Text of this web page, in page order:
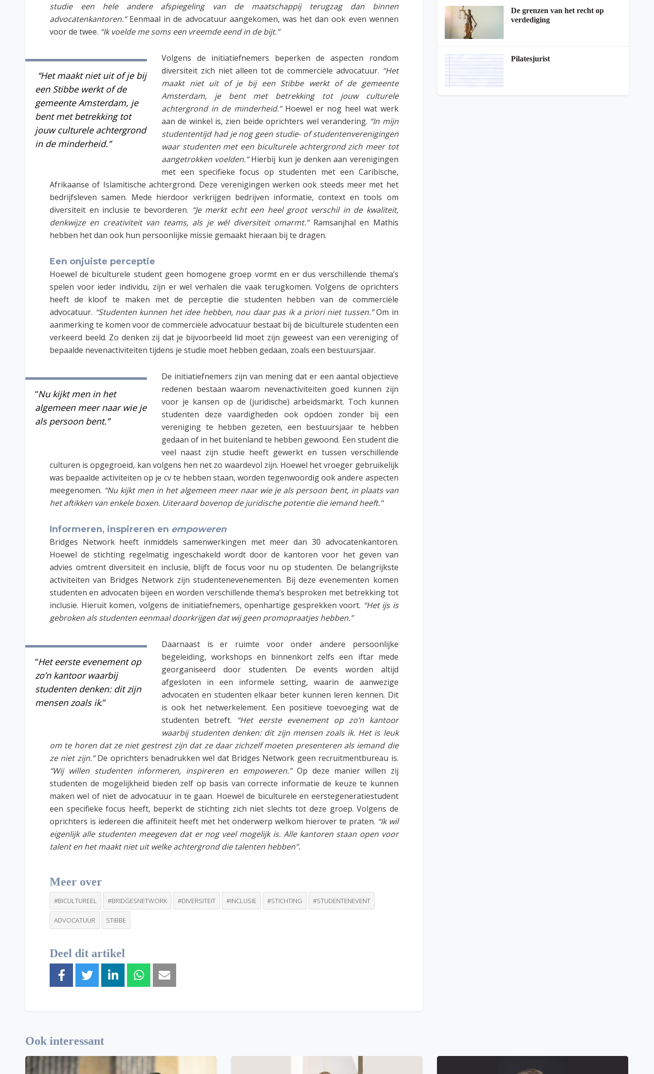
studie een hele andere afspiegeling van de maatschappij terugzag dan binnen
advocatenkantoren.”Eenmaal in de advocatuur aangekomen, was het dan ook even wennen
voor de twee. “Ik voelde me soms een vreemde eend in de bijt.”
“Het maakt niet uit of je bij
een Stibbe werkt of de
gemeente Amsterdam, je
bent met betrekking tot
jouw culturele achtergrond
in de minderheid.”
Volgens de initiatiefnemers beperken de aspecten rondom
diversiteit zich niet alleen tot de commerciële advocatuur. “Het
maakt niet uit of je bij een Stibbe werkt of de gemeente
Amsterdam, je bent met betrekking tot jouw culturele
achtergrond in de minderheid.”Hoewel er nog heel wat werk
aan de winkel is, zien beide oprichters wel verandering. “In mijn
studententijd had je nog geen studie- of studentenverenigingen
waar studenten met een biculturele achtergrond zich meer tot
aangetrokken voelden.”Hierbij kun je denken aan verenigingen
met een specifieke focus op studenten met een Caribische,
Afrikaanse of Islamitische achtergrond. Deze verenigingen werken ook steeds meer met het
bedrijfsleven samen. Mede hierdoor verkrijgen bedrijven informatie, context en tools om
diversiteit en inclusie te bevorderen. “Je merkt echt een heel groot verschil in de kwaliteit,
denkwijze en creativiteit van teams, als je wél diversiteit omarmt.” Ramsanjhal en Mathis
hebben het dan ook hun persoonlijke missie gemaakt hieraan bij te dragen.
Een onjuiste perceptie
Hoewel de biculturele student geen homogene groep vormt en er dus verschillende thema’s
spelen voor ieder individu, zijn er wel verhalen die vaak terugkomen. Volgens de oprichters
heeft de kloof te maken met de perceptie die studenten hebben van de commerciële
advocatuur. “Studenten kunnen het idee hebben, nou daar pas ik a priori niet tussen.”Om in
aanmerking te komen voor de commerciële advocatuur bestaat bij de biculturele studenten een
verkeerd beeld. Zo denken zij dat je bijvoorbeeld lid moet zijn geweest van een vereniging of
bepaalde nevenactiviteiten tijdens je studie moet hebben gedaan, zoals een bestuursjaar.
“Nu kijkt men in het
algemeen meer naar wie je
als persoon bent.”
De initiatiefnemers zijn van mening dat er een aantal objectieve
redenen bestaan waarom nevenactiviteiten goed kunnen zijn
voor je kansen op de (juridische) arbeidsmarkt. Toch kunnen
studenten deze vaardigheden ook opdoen zonder bij een
vereniging te hebben gezeten, een bestuursjaar te hebben
gedaan of in het buitenland te hebben gewoond. Een student die
veel naast zijn studie heeft gewerkt en tussen verschillende
culturen is opgegroeid, kan volgens hen net zo waardevol zijn. Hoewel het vroeger gebruikelijk
was bepaalde activiteiten op je cv te hebben staan, worden tegenwoordig ook andere aspecten
meegenomen. “Nu kijkt men in het algemeen meer naar wie je als persoon bent, in plaats van
het aftikken van enkele boxen. Uiteraard bovenop de juridische potentie die iemand heeft.”
Informeren, inspireren en empoweren
Bridges Network heeft inmiddels samenwerkingen met meer dan 30 advocatenkantoren.
Hoewel de stichting regelmatig ingeschakeld wordt door de kantoren voor het geven van
advies omtrent diversiteit en inclusie, blijft de focus voor nu op studenten. De belangrijkste
activiteiten van Bridges Network zijn studentenevenementen. Bij deze evenementen komen
studenten en advocaten bijeen en worden verschillende thema’s besproken met betrekking tot
inclusie. Hieruit komen, volgens de initiatiefnemers, openhartige gesprekken voort. “Het ijs is
gebroken als studenten eenmaal doorkrijgen dat wij geen promopraatjes hebben.”
“Het eerste evenement op
zo’n kantoor waarbij
studenten denken: dit zijn
mensen zoals ik.”
Daarnaast is er ruimte voor onder andere persoonlijke
begeleiding, workshops en binnenkort zelfs een iftar mede
georganiseerd door studenten. De events worden altijd
afgesloten in een informele setting, waarin de aanwezige
advocaten en studenten elkaar beter kunnen leren kennen. Dit
is ook het netwerkelement. Een positieve toevoeging wat de
studenten betreft. “Het eerste evenement op zo’n kantoor
waarbij studenten denken: dit zijn mensen zoals ik. Het is leuk
om te horen dat ze niet gestrest zijn dat ze daar zichzelf moeten presenteren als iemand die
ze niet zijn.”De oprichters benadrukken wel dat Bridges Network geen recruitmentbureau is.
“Wij willen studenten informeren, inspireren en empoweren.”Op deze manier willen zij
studenten de mogelijkheid bieden zelf op basis van correcte informatie de keuze te kunnen
maken wel of niet de advocatuur in te gaan. Hoewel de biculturele en eerstegeneratiestudent
een specifieke focus heeft, beperkt de stichting zich niet slechts tot deze groep. Volgens de
oprichters is iedereen die affiniteit heeft met het onderwerp welkom hierover te praten. “Ik wil
eigenlijk alle studenten meegeven dat er nog veel mogelijk is. Alle kantoren staan open voor
talent en het maakt niet uit welke achtergrond die talenten hebben”.
Meer over
#BICULTUREEL #BRIDGESNETWORK #DIVERSITEIT #INCLUSIE #STICHTING #STUDENTENEVENT
ADVOCATUUR STIBBE
Deel dit artikel
De grenzen van het recht op
verdediging
Pilatesjurist
Ook interessant